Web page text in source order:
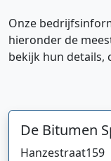
Onze
hieronder de
bekijk hun details,
De Bitumen
Hanzestraat159